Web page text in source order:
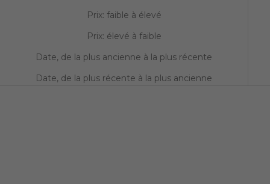
Prix: faible à élevé
Prix: élevé à faible
Date, de la plus ancienne à la plus récente
Date, de la plus récente à la plus ancienne